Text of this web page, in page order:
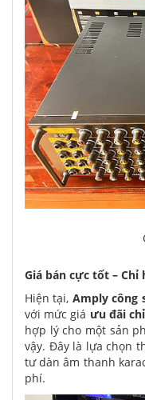
Giá bán cực tốt –
Hiện tại, Amplycông
với mức giá ưu đãi
hợp lý cho một sản
vậy. Đây là lựa chọn
tư dàn âm thanh
phí.